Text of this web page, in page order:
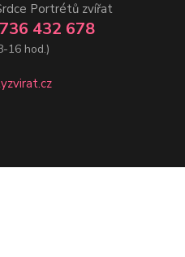
Portrétů zvířat
432 678
16 hod.)